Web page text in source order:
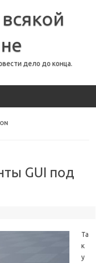
дело до конца.
GUI под
Та
к
у